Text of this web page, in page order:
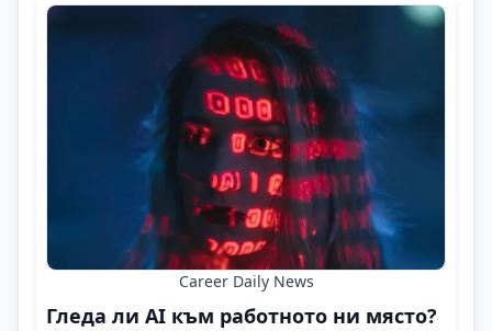
Career Daily News
Гледа ли AI към работното ни място?